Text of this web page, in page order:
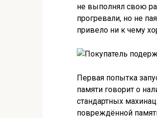
не выполнял свою
прогревали, но не
привело ни к чему
Первая попытка
памяти говорит о
стандартных
повреждённой